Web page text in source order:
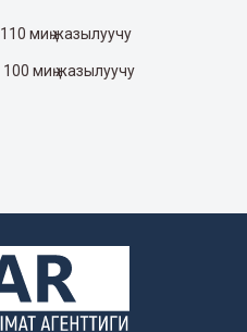
110 миң жазылуучу
100 миң жазылуучу